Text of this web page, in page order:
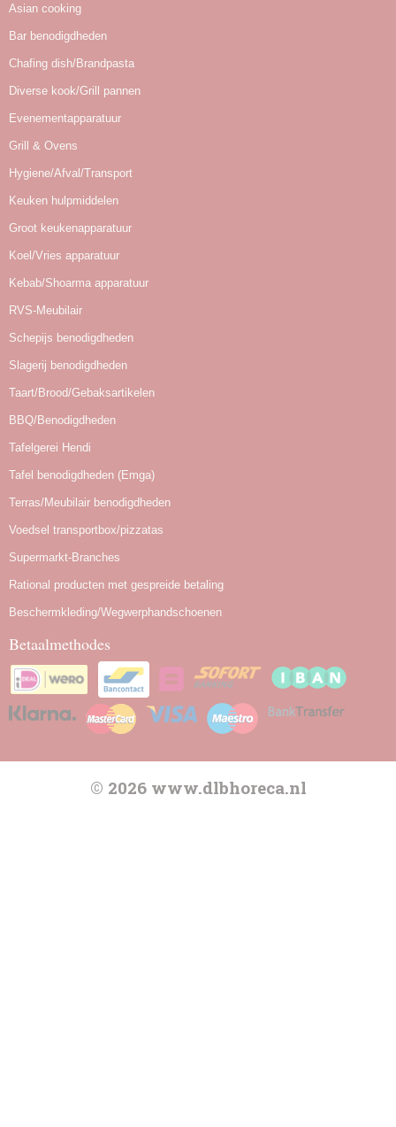
Asian cooking
Bar benodigdheden
Chafing dish/Brandpasta
Diverse kook/Grill pannen
Evenementapparatuur
Grill & Ovens
Hygiene/Afval/Transport
Keuken hulpmiddelen
Groot keukenapparatuur
Koel/Vries apparatuur
Kebab/Shoarma apparatuur
RVS-Meubilair
Schepijs benodigdheden
Slagerij benodigdheden
Taart/Brood/Gebaksartikelen
BBQ/Benodigdheden
Tafelgerei Hendi
Tafel benodigdheden (Emga)
Terras/Meubilair benodigdheden
Voedsel transportbox/pizzatas
Supermarkt-Branches
Rational producten met gespreide betaling
Beschermkleding/Wegwerphandschoenen
Betaalmethodes
© 2026 www.dlbhoreca.nl